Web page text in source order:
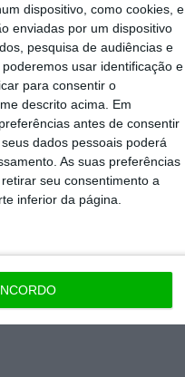
dispositivo, como cookies, e
enviadas por um dispositivo
pesquisa de audiências e
usar identificação e
para consentir o
descrito acima. Em
antes de consentir
dados pessoais poderá
As suas preferências
seu consentimento a
inferior da página.